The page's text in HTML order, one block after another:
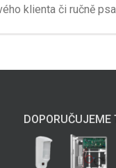
klienta či ručně